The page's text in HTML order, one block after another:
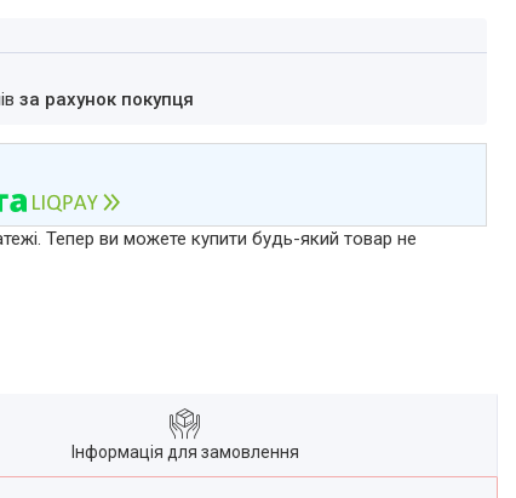
за рахунок покупця
Тепер ви можете купити будь-який товар не
Інформація для замовлення